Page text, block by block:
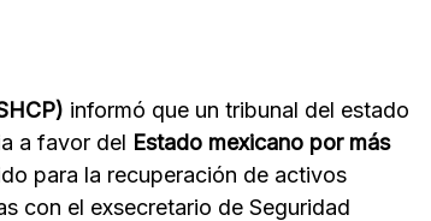
informó que un tribunal del estado
a favor del Estado mexicano por más
para la recuperación de activos
con el exsecretario de Seguridad